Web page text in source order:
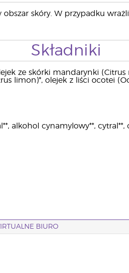
skóry. W przypadku
Składniki
ze skórki mandarynki
limon)*, olejek z liści ocotei
alkohol cynamylowy**, cytral**,
BIURO